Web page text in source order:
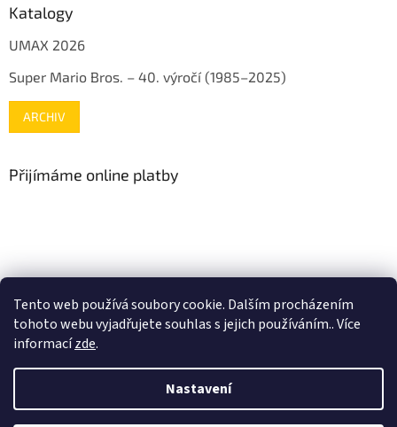
Tento web používá soubory cookie. Dalším procházením
tohoto webu vyjadřujete souhlas s jejich používáním.. Více
informacízde.
Nastavení
Katalogy
UMAX 2026
Super Mario Bros. – 40. výročí (1985–2025)
ARCHIV
Přijímáme online platby
www.fleg.cz
Vytvořil Shoptet